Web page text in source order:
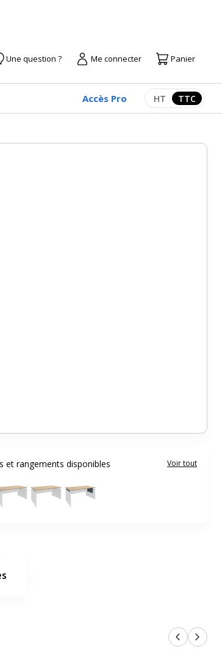
Une question ? Me connecter Panier
Accès Pro Afficher les
HT TTC
et rangements disponibles Voir tout
Produits